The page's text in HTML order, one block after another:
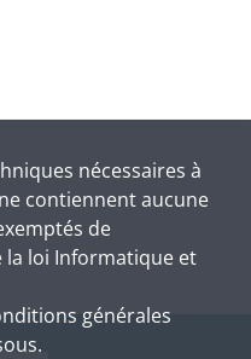
nécessaires à
contiennent aucune
de
la loi Informatique et
générales